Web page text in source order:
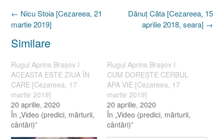
Post
navigation
Dănuţ Căta [Cezareea, 15
aprilie 2018, seara] →
← Nicu Stoia [Cezareea, 21
martie 2019]
Similare
Rugul Aprins Braşov I
ACEASTA ESTE ZIUA ÎN
CARE [Cezareea, 17
martie 2019]
20 aprilie, 2020
În „Video (predici, mărturii,
cântări)”
Rugul Aprins Braşov I
CUM DOREŞTE CERBUL
APA VIE [Cezareea, 17
martie 2019]
20 aprilie, 2020
În „Video (predici, mărturii,
cântări)”